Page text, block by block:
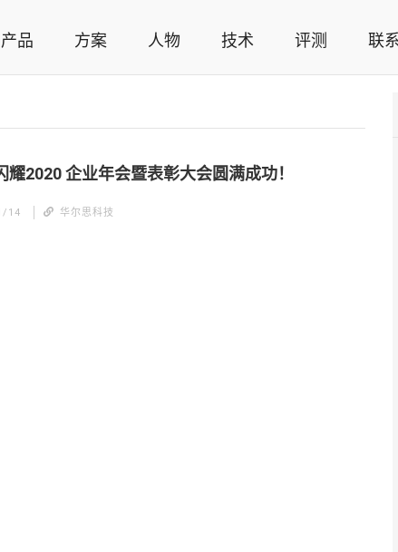
居解决方案，智能家居技术应用，智能家居行业观点，智能家居项目案例
产品 方案 人物 技术 评测 联
耀2020 企业年会暨表彰大会圆满成功！
14 华尔思科技